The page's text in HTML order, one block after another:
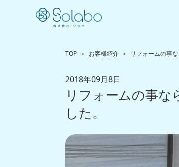
TOP お客様紹介 リフォームの事
2018年09月8日
リフォームの事
した。